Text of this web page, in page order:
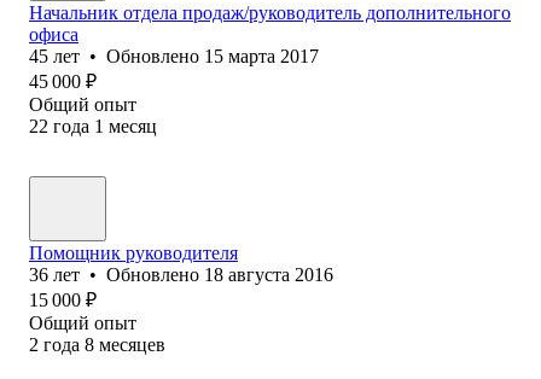
Начальник отдела продаж/руководитель дополнительного
офиса
45 лет • Обновлено 15 марта 2017
45 000 ₽
Общий опыт
22 года 1 месяц
Помощник руководителя
36 лет • Обновлено 18 августа 2016
15 000 ₽
Общий опыт
2 года 8 месяцев